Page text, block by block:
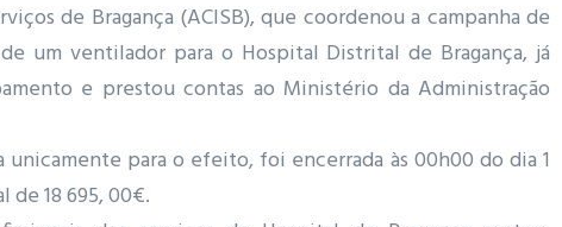
de Bragança (ACISB), que coordenou a campanha de
um ventilador para o Hospital Distrital de Bragança, já
e prestou contas ao Ministério da Administração
para o efeito, foi encerrada às 00h00 do dia 1
18 695, 00€.